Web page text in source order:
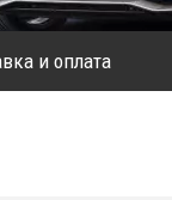
и оплата